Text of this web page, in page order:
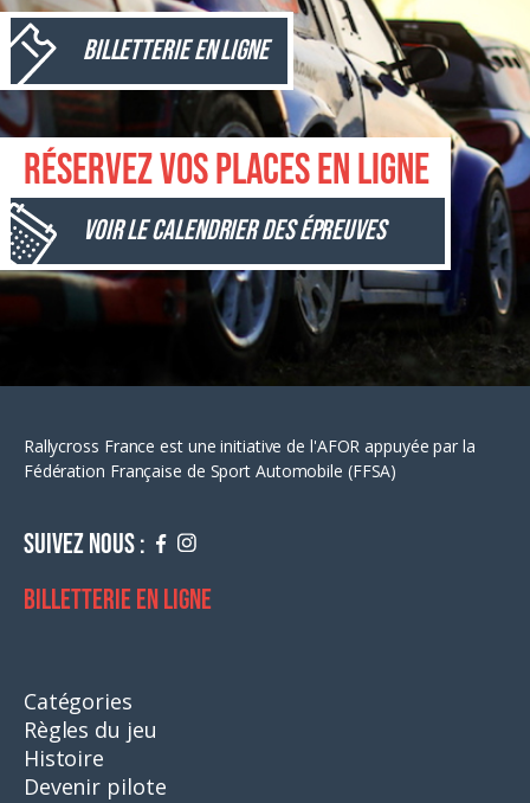
Billetterie en ligne
Réservez vos places en ligne
Voir le calendrier des épreuves
Rallycross France est une initiative de l'AFOR appuyée par la
Fédération Française de Sport Automobile (FFSA)
Suivez nous :
Billetterie en ligne
Catégories
Règles du jeu
Histoire
Devenir pilote